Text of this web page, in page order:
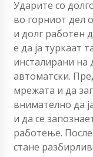
Ударите со
во горниот дел
и долг работен
е да ја туркаат
инсталирани на
автоматски.
мрежата и да
внимателно да
и да се
работење.
стане